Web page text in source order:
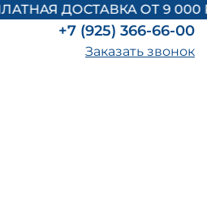
ДОСТАВКА ОТ 9 000
+7 (925) 366-66-00
Заказать звонок